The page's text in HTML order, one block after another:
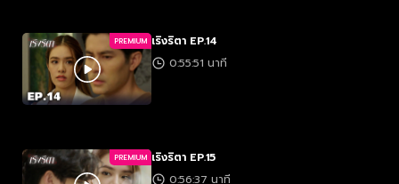
PREMIUM เริงริตา EP.14
0:55:51 นาที
PREMIUM เริงริตา EP.15
0:56:37 นาที